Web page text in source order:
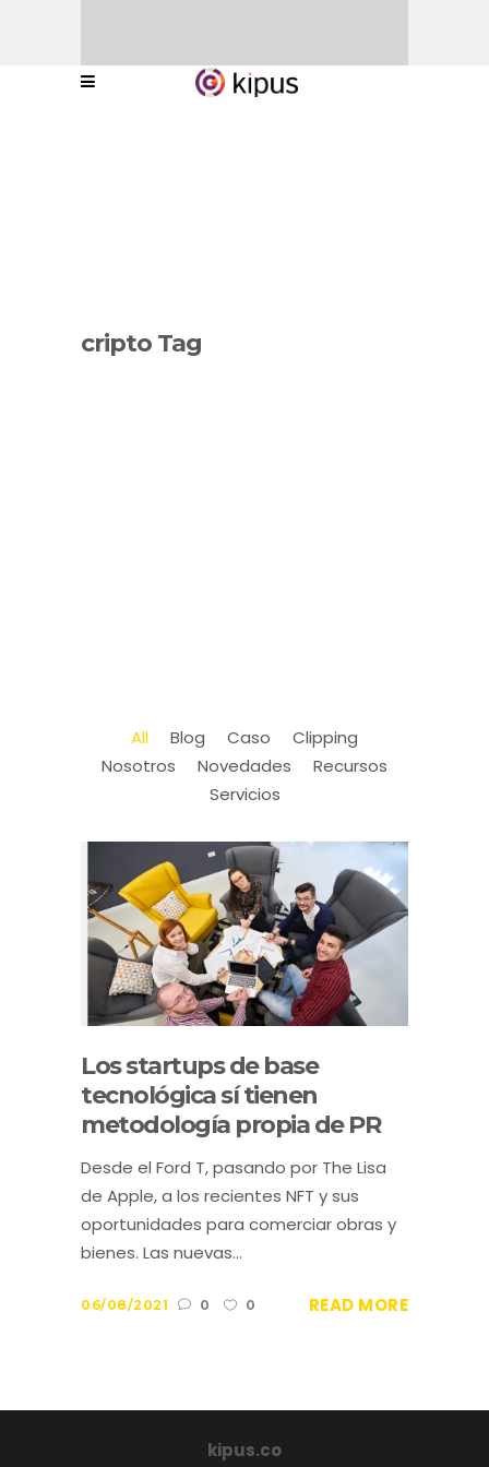
cripto Tag
All Blog Caso
Clipping
Nosotros
Novedades
Recursos
Servicios
Los startups de base
tecnológica sí tienen
metodología propia de PR
Desde el Ford T, pasando por The Lisa
de Apple, a los recientes NFT y sus
oportunidades para comerciar obras y
bienes. Las nuevas...
06/08/2021 0 0 READ MORE
kipus.co